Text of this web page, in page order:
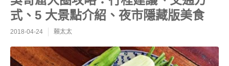
式、5 大景點介紹、夜市隱藏版美食
2018-04-24 賴太太